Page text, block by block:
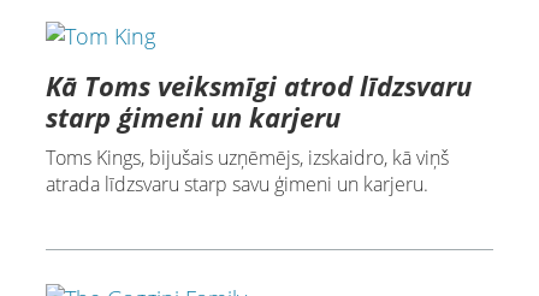
Kā Toms veiksmīgi atrod līdzsvaru
starp ģimeni un karjeru
Toms Kings, bijušais uzņēmējs, izskaidro, kā viņš
atrada līdzsvaru starp savu ģimeni un karjeru.